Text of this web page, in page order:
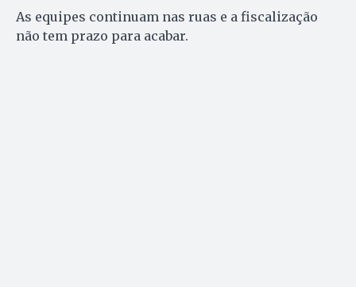
As equipes continuam nas ruas e a fiscalização
não tem prazo para acabar.